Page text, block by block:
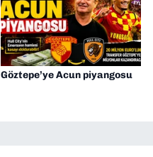
Göztepe’ye Acun piyangosu